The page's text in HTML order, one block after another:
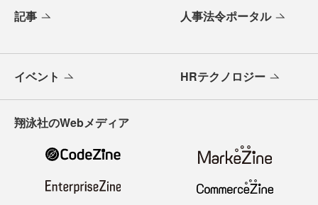
記事 人事法令ポータル
イベント HRテクノロジー
翔泳社のWebメディア